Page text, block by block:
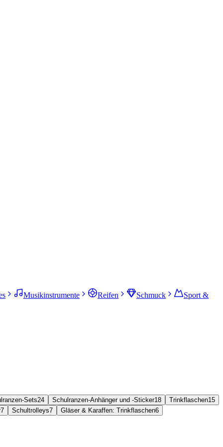
Musikinstrumente Reifen Schmuck Sport &
Sets24 Schulranzen-Anhänger und -Sticker18 Trinkflaschen15
7 Schultrolleys7 Gläser & Karaffen: Trinkflaschen6